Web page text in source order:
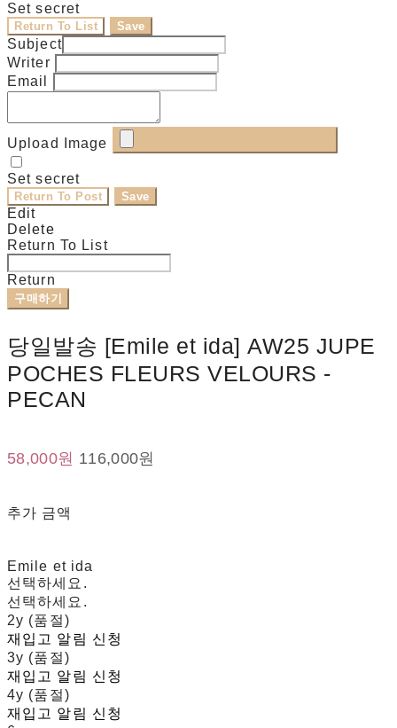
Set secret
Return To List Save
Subject
Writer
Email
Upload Image
Set secret
Return To Post Save
Edit
Delete
Return To List
Return
구매하기
당일발송 [Emile et ida] AW25 JUPE
POCHES FLEURS VELOURS -
PECAN
58,000원 116,000원
추가 금액
Emile et ida
선택하세요.
선택하세요.
2y (품절)
재입고 알림 신청
3y (품절)
재입고 알림 신청
4y (품절)
재입고 알림 신청